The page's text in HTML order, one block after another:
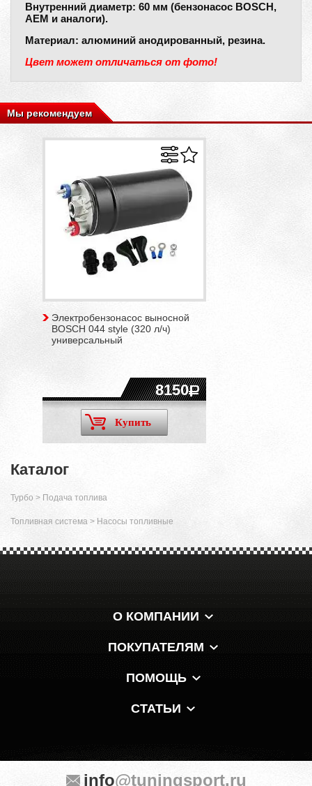
Внутренний диаметр: 60 мм (бензонасос BOSCH,
AEM и аналоги).
Материал: алюминий анодированный, резина.
Цвет может отличаться от фото!
Мы рекомендуем
Электробензонасос выносной
BOSCH 044 style (320 л/ч)
универсальный
8150
Купить
Каталог
Турбо > Подача топлива
Топливная система > Насосы топливные
О КОМПАНИИ
ПОКУПАТЕЛЯМ
ПОМОЩЬ
СТАТЬИ
info@tuningsport.ru